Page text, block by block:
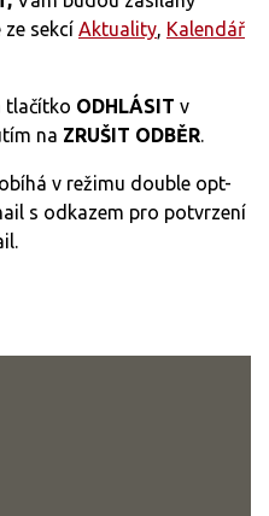
sekcí Aktuality, Kalendář
tlačítko ODHLÁSIT v
na ZRUŠIT ODBĚR.
v režimu double opt-
s odkazem pro potvrzení